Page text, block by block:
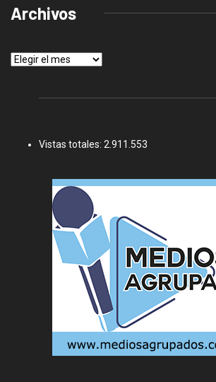
Archivos
Archivos
Vistas totales: 2.911.553